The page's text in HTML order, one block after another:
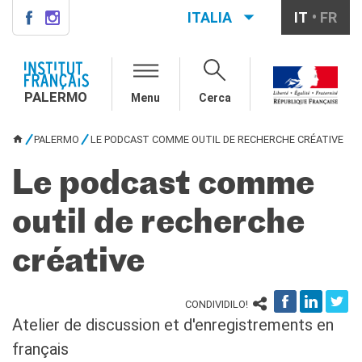
INSTITUT FRANÇAIS
PALERMO
Informazioni utili
AGENDA
CORSI
Francese generale
Conversazione
Corsi su misura
Rendez-vous avec le
Corsi di preparazione DELF-
DALF
ITALIA IT FR
PALERMO Menu Cerca
PALERMO LE PODCAST COMME OUTIL DE RECHERCHE CRÉATIVE
Le podcast comme
outil de recherche
créative
CONDIVIDILO!
Atelier de discussion et d'enregistrements en
français